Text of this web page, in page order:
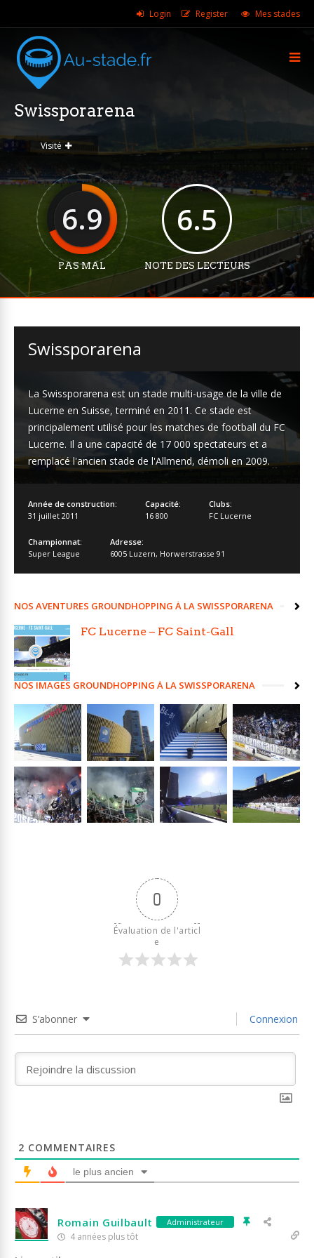
Login Register Mes stades
Swissporarena
Visité
6.9
PAS MAL
6.5
NOTE DES LECTEURS
Swissporarena
La Swissporarena est un stade multi-usage de la ville de
Lucerne en Suisse, terminé en 2011. Ce stade est
principalement utilisé pour les matches de football du FC
Lucerne. Il a une capacité de 17 000 spectateurs et a
remplacé l'ancien stade de l'Allmend, démoli en 2009.
Année de construction:
31 juillet 2011
Capacité:
16 800
Clubs:
FC Lucerne
Championnat:
Super League
Adresse:
6005 Luzern, Horwerstrasse 91
NOS AVENTURES GROUNDHOPPING À LA SWISSPORARENA
FC Lucerne – FC Saint-Gall
NOS IMAGES GROUNDHOPPING À LA SWISSPORARENA
0
Évaluation de l'articl
e
S’abonner Connexion
2 COMMENTAIRES
le plus ancien
Romain Guilbault Administrateur
4 années plus tôt